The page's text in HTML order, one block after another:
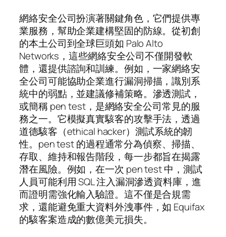
網絡安全公司扮演著關鍵角色，它們提供專
業服務，幫助企業建構堅固的防線。從初創
的本土公司到全球巨頭如 Palo Alto
Networks，這些網絡安全公司不僅開發軟
體，還提供諮詢和訓練。例如，一家網絡安
全公司可能協助企業進行漏洞掃描，識別系
統中的弱點，並建議修補策略。滲透測試，
或簡稱 pen test，是網絡安全公司常見的服
務之一。它模擬真實駭客的攻擊手法，透過
道德駭客（ethical hacker）測試系統的韌
性。pen test 的過程通常分為偵察、掃描、
存取、維持和報告階段，每一步都旨在揭露
潛在風險。例如，在一次 pen test 中，測試
人員可能利用 SQL 注入漏洞滲透資料庫，進
而證明需強化輸入驗證。這不僅是合規需
求，還能避免重大資料外洩事件，如 Equifax
的駭客案造成的數億美元損失。